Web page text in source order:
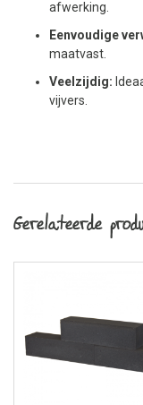
afwerking.
Eenvoudige
maatvast.
Veelzijdig:
vijvers.
Gerelateerde